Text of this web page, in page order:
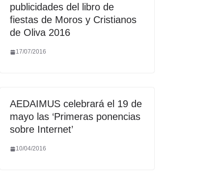
publicidades del libro de
fiestas de Moros y Cristianos
de Oliva 2016
17/07/2016
AEDAIMUS celebrará el 19 de
mayo las ‘Primeras ponencias
sobre Internet’
10/04/2016